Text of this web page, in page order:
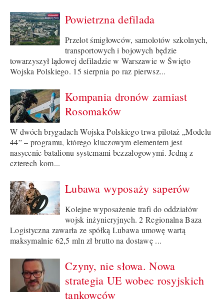
Powietrzna defilada
Przelot śmigłowców, samolotów szkolnych,
transportowych i bojowych będzie
towarzyszył lądowej defiladzie w Warszawie w Święto
Wojska Polskiego. 15 sierpnia po raz pierwsz...
Kompania dronów zamiast
Rosomaków
W dwóch brygadach Wojska Polskiego trwa pilotaż „Modelu
44” – programu, którego kluczowym elementem jest
nasycenie batalionu systemami bezzałogowymi. Jedną z
czterech kom...
Lubawa wyposaży saperów
Kolejne wyposażenie trafi do oddziałów
wojsk inżynieryjnych. 2 Regionalna Baza
Logistyczna zawarła ze spółką Lubawa umowę wartą
maksymalnie 62,5 mln zł brutto na dostawę ...
Czyny, nie słowa. Nowa
strategia UE wobec rosyjskich
tankowców